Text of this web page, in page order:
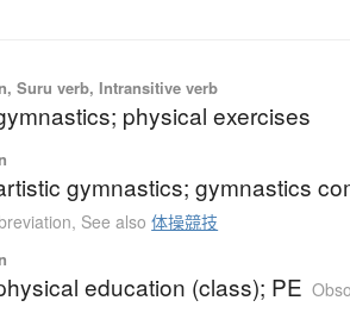
Suru verb, Intransitive verb
physical exercises
gymnastics; gymnastics
, See also体操競技
education (class); PE